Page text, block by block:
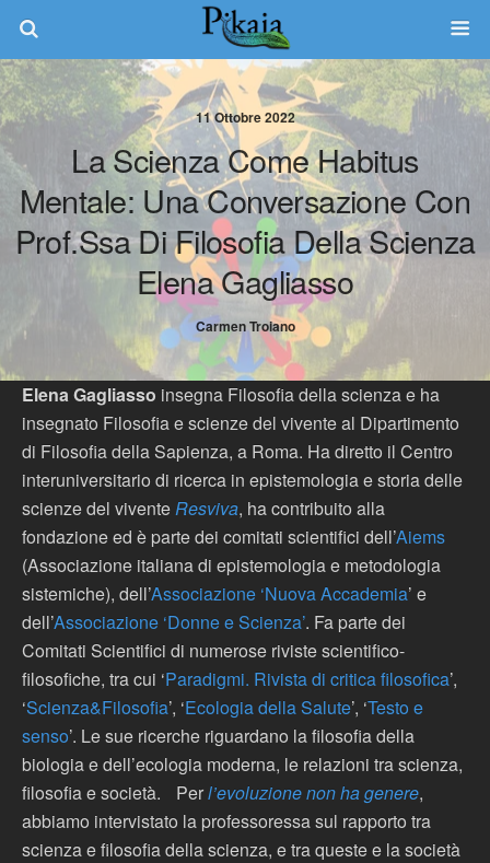
11 Ottobre 2022
La Scienza Come Habitus
Mentale: Una Conversazione Con
Prof.ssa Di Filosofia Della Scienza
Elena Gagliasso
Carmen Troiano
Elena Gagliasso insegna Filosofia della scienza e ha
insegnato Filosofia e scienze del vivente al Dipartimento
di Filosofia della Sapienza, a Roma. Ha diretto il Centro
interuniversitario di ricerca in epistemologia e storia delle
scienze del viventeResviva, ha contribuito alla
fondazione ed è parte dei comitati scientifici dell’Aiems
(Associazione italiana di epistemologia e metodologia
sistemiche), dell’Associazione ‘Nuova Accademia’ e
dell’Associazione ‘Donne e Scienza’. Fa parte dei
Comitati Scientifici di numerose riviste scientifico-
filosofiche, tra cui ‘Paradigmi. Rivista di critica filosofica’,
‘Scienza&Filosofia’, ‘Ecologia della Salute’, ‘Testo e
senso’. Le sue ricerche riguardano la filosofia della
biologia edell’ecologia moderna, le relazioni tra scienza,
filosofia e società. Perl’evoluzione non ha genere,
abbiamo intervistato la professoressa sul rapporto tra
scienza e filosofia della scienza, e tra queste e la società